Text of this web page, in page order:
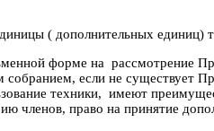
( дополнительных единиц)
форме на
если не существует
техники, имеют
членов, право на принятие